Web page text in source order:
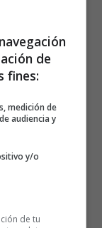
de
fines:
medición de
audiencia y
y/o
de tu